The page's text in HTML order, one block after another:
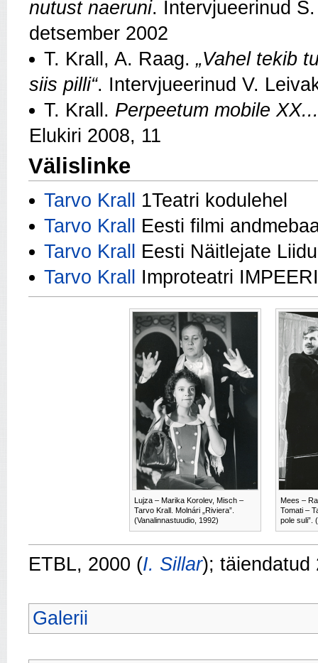
nutust naeruni. Intervjueerinud
detsember 2002
T. Krall, A. Raag. „Vahel tekib
siis pilli“. Intervjueerinud V.
T. Krall. Perpeetum mobile
Elukiri 2008, 11
Välislinke
Tarvo Krall
1Teatri kodulehel
Tarvo Krall
Eesti filmi
Tarvo Krall
Eesti Näitlejate
Tarvo Krall
Improteatri
Lujza – Marika Korolev, Misch –
Tarvo Krall. Molnári „Riviera”.
(Vanalinnastuudio, 1992)
Mees –
Tomati –
pole suli”.
ETBL, 2000 (I. Sillar); täiendatud
Galerii